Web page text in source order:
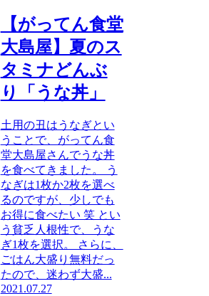
【がってん食堂
大島屋】夏のス
タミナどんぶ
り「うな丼」
土用の丑はうなぎとい
うことで、がってん食
堂大島屋さんでうな丼
を食べてきました。 う
なぎは1枚か2枚を選べ
るのですが、少しでも
お得に食べたい 笑 とい
う貧乏人根性で、うな
ぎ1枚を選択。 さらに、
ごはん大盛り無料だっ
たので、迷わず大盛...
2021.07.27